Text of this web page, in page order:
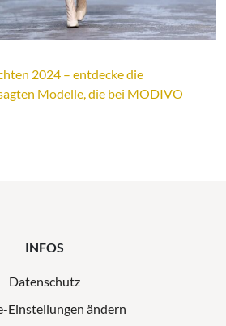
2024 – entdecke die
Modelle, die bei MODIVO
INFOS
Datenschutz
Einstellungen ändern